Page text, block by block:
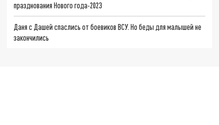
празднования Нового года-2023
Даня с Дашей спаслись от боевиков ВСУ. Но беды для малышей не
закончились